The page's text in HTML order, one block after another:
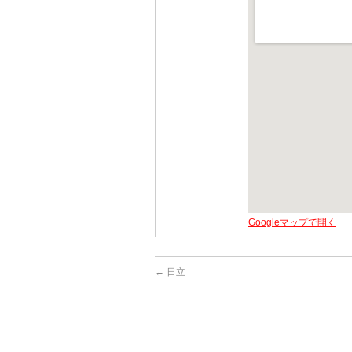
Googleマップで開く
← 日立